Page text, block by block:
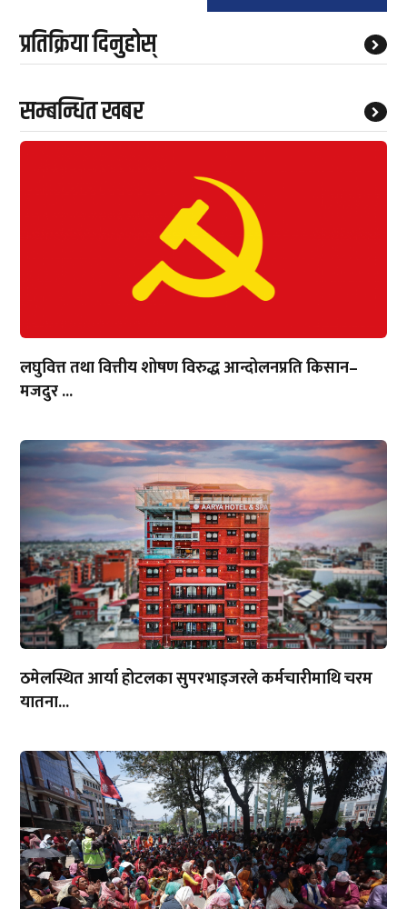
प्रतिक्रिया दिनुहोस्
सम्बन्धित खबर
लघुवित्त तथा वित्तीय शोषण विरुद्ध आन्दोलनप्रति किसान–
मजदुर ...
ठमेलस्थित आर्या होटलका सुपरभाइजरले कर्मचारीमाथि चरम
यातना...